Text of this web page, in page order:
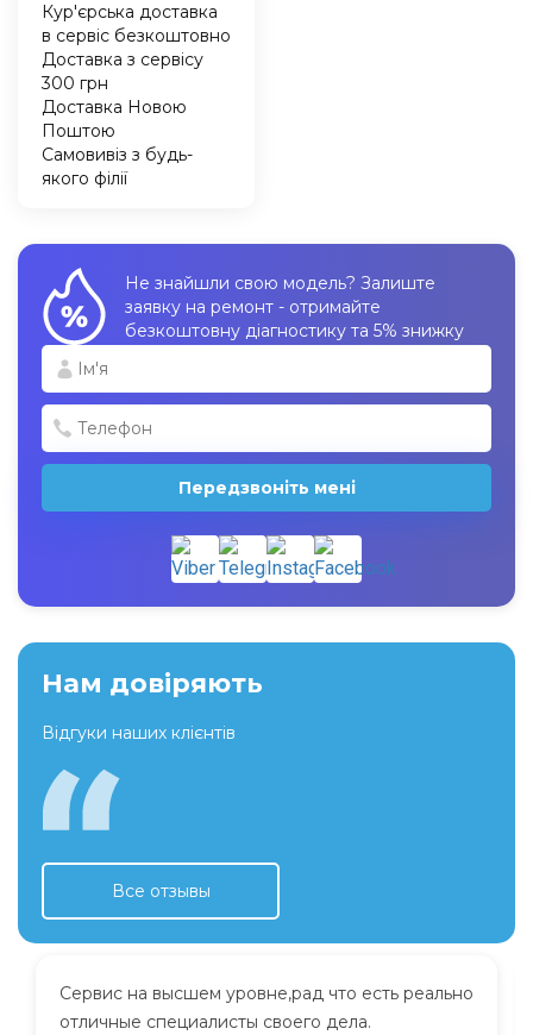
Кур'єрська доставка
в сервіс безкоштовно
Доставка з сервісу
300 грн
Доставка Новою
Поштою
Самовивіз з будь-
якого філії
Не знайшли свою модель? Залиште
заявку на ремонт - отримайте
безкоштовну діагностику та 5% знижку
Передзвоніть мені
Нам довіряють
Відгуки наших клієнтів
Все отзывы
Сервис на высшем уровне,рад что есть реально
отличные специалисты своего дела.